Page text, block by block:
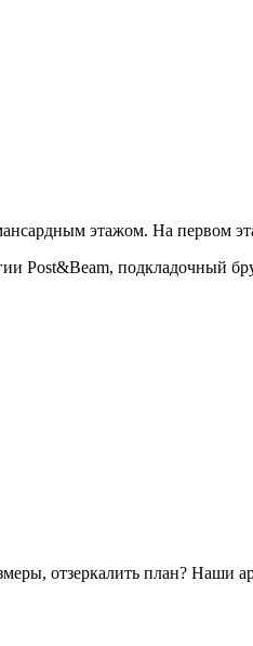
этажом. На первом
Post&Beam, подкладочный
отзеркалить план? Наши